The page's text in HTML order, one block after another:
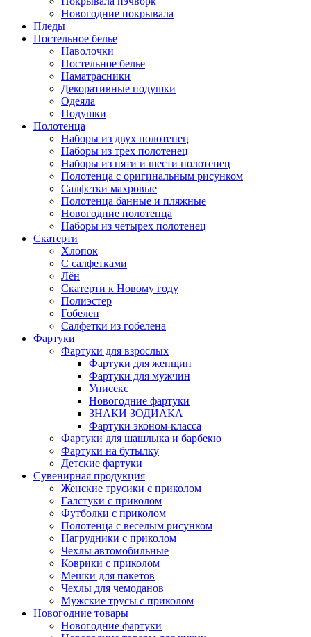
Новогодние покрывала
Пледы
Постельное белье
Наволочки
Постельное белье
Наматрасники
Декоративные подушки
Одеяла
Подушки
Полотенца
Наборы из двух полотенец
Наборы из трех полотенец
Наборы из пяти и шести полотенец
Полотенца с оригинальным рисунком
Салфетки махровые
Полотенца банные и пляжные
Новогодние полотенца
Наборы из четырех полотенец
Скатерти
Хлопок
С салфетками
Лён
Скатерти к Новому году
Полиэстер
Гобелен
Салфетки из гобелена
Фартуки
Фартуки для взрослых
Фартуки для женщин
Фартуки для мужчин
Унисекс
Новогодние фартуки
ЗНАКИ ЗОДИАКА
Фартуки эконом-класса
Фартуки для шашлыка и барбекю
Фартуки на бутылку
Детские фартуки
Сувенирная продукция
Женские трусики с приколом
Галстуки с приколом
Футболки с приколом
Полотенца с веселым рисунком
Нагрудники с приколом
Чехлы автомобильные
Коврики с приколом
Мешки для пакетов
Чехлы для чемоданов
Мужские трусы с приколом
Новогодние товары
Новогодние фартуки